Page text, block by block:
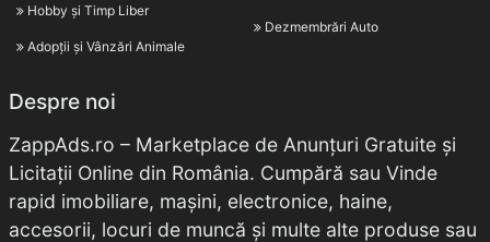
Hobby și Timp Liber
Adopții și Vânzări Animale
Dezmembrări Auto
Despre noi
ZappAds.ro – Marketplace de Anunțuri Gratuite și
Licitații Online din România. Cumpără sau Vinde
rapid imobiliare, mașini, electronice, haine,
accesorii, locuri de muncă și multe alte produse sau